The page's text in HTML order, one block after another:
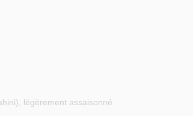
légèrement assaisonné